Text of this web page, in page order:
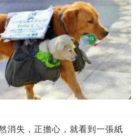
消失，正擔心，就看到一張紙